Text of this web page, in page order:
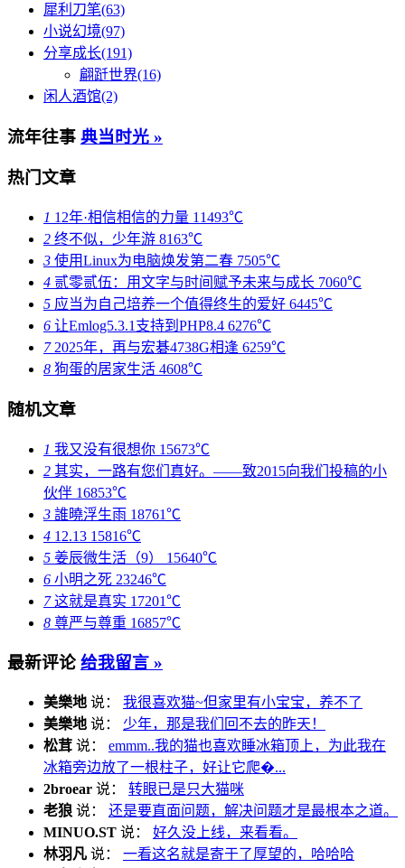
犀利刀笔(63)
小说幻境(97)
分享成长(191)
翩跹世界(16)
闲人酒馆(2)
流年往事 典当时光 »
热门文章
1 12年·相信相信的力量 11493℃
2 终不似，少年游 8163℃
3 使用Linux为电脑焕发第二春 7505℃
4 贰零贰伍：用文字与时间赋予未来与成长 7060℃
5 应当为自己培养一个值得终生的爱好 6445℃
6 让Emlog5.3.1支持到PHP8.4 6276℃
72025年，再与宏碁4738G相逢 6259℃
8 狗蛋的居家生活 4608℃
随机文章
1 我又没有很想你 15673℃
2 其实，一路有您们真好。——致2015向我们投稿的小
伙伴 16853℃
3 誰曉浮生雨 18761℃
4 12.13 15816℃
5 姜辰微生活（9） 15640℃
6 小明之死 23246℃
7这就是真实 17201℃
8 尊严与尊重 16857℃
最新评论 给我留言 »
美樂地 说： 我很喜欢猫~但家里有小宝宝，养不了
美樂地 说： 少年，那是我们回不去的昨天！
松茸 说： emmm..我的猫也喜欢睡冰箱顶上，为此我在
冰箱旁边放了一根柱子，好让它爬�...
2broear 说： 转眼已是只大猫咪
老狼 说： 还是要直面问题，解决问题才是最根本之道。
MINUO.ST 说： 好久没上线，来看看。
林羽凡 说： 一看这名就是寄于了厚望的，哈哈哈